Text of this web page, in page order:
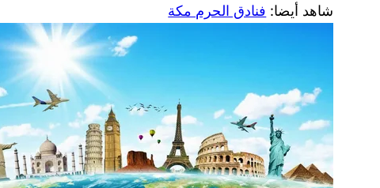
شاهد أيضا: فنادق الحرم مكة